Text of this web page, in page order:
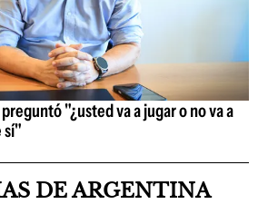
"¿usted va a jugar o no va a
sí"
DE ARGENTINA